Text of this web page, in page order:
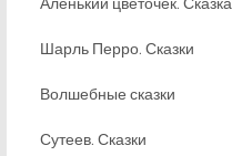
Шарль Перро. Сказки
Волшебные сказки
Сутеев. Сказки